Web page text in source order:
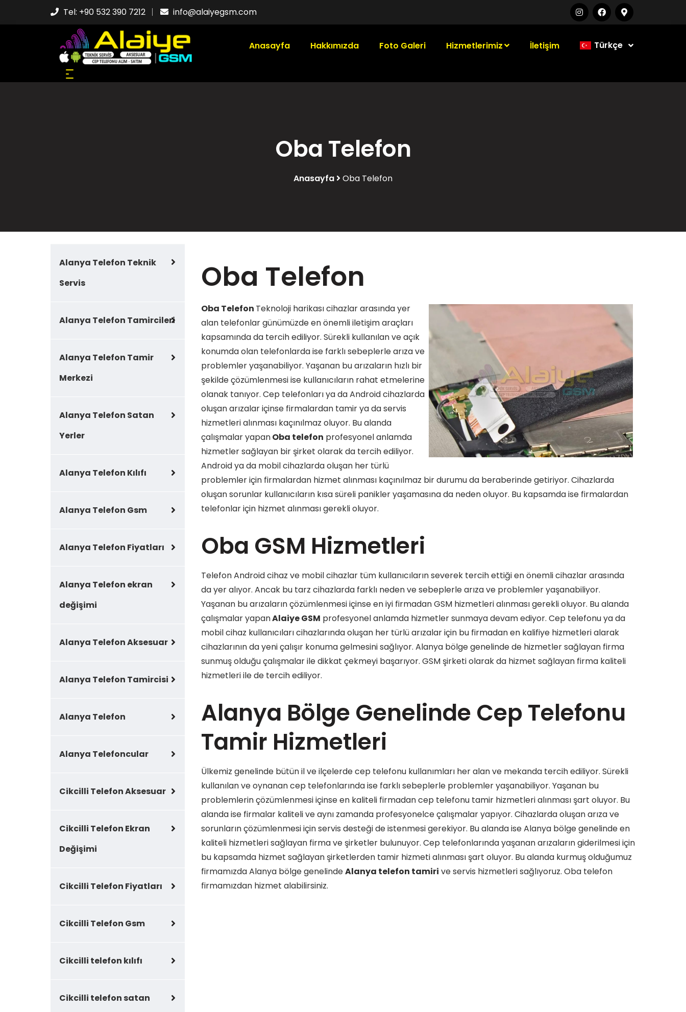
Tel: +90 532 390 7212 info@alaiyegsm.com
Anasayfa Hakkımızda Foto Galeri Hizmetlerimiz İletişim
Oba Telefon
Anasayfa Oba Telefon
Alanya Telefon Teknik
Servis
Alanya Telefon Tamircileri
Alanya Telefon Tamir
Merkezi
Alanya Telefon Satan
Yerler
Alanya Telefon Kılıfı
Alanya Telefon Gsm
Alanya Telefon Fiyatları
Alanya Telefon ekran
değişimi
Alanya Telefon Aksesuar
Alanya Telefon Tamircisi
Alanya Telefon
Alanya Telefoncular
Cikcilli Telefon Aksesuar
Cikcilli Telefon Ekran
Değişimi
Cikcilli Telefon Fiyatları
Cikcilli Telefon Gsm
Cikcilli telefon kılıfı
Cikcilli telefon satan
Oba Telefon
Oba Telefon Teknoloji harikası cihazlar arasında yer
alan telefonlar günümüzde en önemli iletişim araçları
kapsamında da tercih ediliyor. Sürekli kullanılan ve açık
konumda olan telefonlarda ise farklı sebeplerle arıza ve
problemler yaşanabiliyor. Yaşanan bu arızaların hızlı bir
şekilde çözümlenmesi ise kullanıcıların rahat etmelerine
olanak tanıyor. Cep telefonları ya da Android cihazlarda
oluşan arızalar içinse firmalardan tamir ya da servis
hizmetleri alınması kaçınılmaz oluyor. Bu alanda
çalışmalar yapanOba telefon profesyonel anlamda
hizmetler sağlayan bir şirket olarak da tercih ediliyor.
Android ya da mobil cihazlarda oluşan her türlü
problemler için firmalardan hizmet alınması kaçınılmaz bir durumu da beraberinde getiriyor. Cihazlarda
oluşan sorunlar kullanıcıların kısa süreli panikler yaşamasına da neden oluyor. Bu kapsamda ise firmalardan
telefonlar için hizmet alınması gerekli oluyor.
Oba GSM Hizmetleri
Telefon Android cihaz ve mobil cihazlar tüm kullanıcıların severek tercih ettiği en önemli cihazlar arasında
da yer alıyor. Ancak bu tarz cihazlarda farklı neden ve sebeplerle arıza ve problemler yaşanabiliyor.
Yaşanan bu arızaların çözümlenmesi içinse en iyi firmadan GSM hizmetleri alınması gerekli oluyor. Bu alanda
çalışmalar yapanAlaiye GSM profesyonel anlamda hizmetler sunmaya devam ediyor. Cep telefonu ya da
mobil cihaz kullanıcıları cihazlarında oluşan her türlü arızalar için bu firmadan en kalifiye hizmetleri alarak
cihazlarının da yeni çalışır konuma gelmesini sağlıyor. Alanya bölge genelinde de hizmetler sağlayan firma
sunmuş olduğu çalışmalar ile dikkat çekmeyi başarıyor. GSM şirketi olarak da hizmet sağlayan firma kaliteli
hizmetleri ile de tercih ediliyor.
Alanya Bölge Genelinde Cep Telefonu
Tamir Hizmetleri
Ülkemiz genelinde bütün il ve ilçelerde cep telefonu kullanımları her alan ve mekanda tercih ediliyor. Sürekli
kullanılan ve oynanan cep telefonlarında ise farklı sebeplerle problemler yaşanabiliyor. Yaşanan bu
problemlerin çözümlenmesi içinse en kaliteli firmadan cep telefonu tamir hizmetleri alınması şart oluyor. Bu
alanda ise firmalar kaliteli ve aynı zamanda profesyonelce çalışmalar yapıyor. Cihazlarda oluşan arıza ve
sorunların çözümlenmesi için servis desteği de istenmesi gerekiyor. Bu alanda ise Alanya bölge genelinde en
kaliteli hizmetleri sağlayan firma ve şirketler bulunuyor. Cep telefonlarında yaşanan arızaların giderilmesi için
bu kapsamda hizmet sağlayan şirketlerden tamir hizmeti alınması şart oluyor. Bu alanda kurmuş olduğumuz
firmamızda Alanya bölge genelindeAlanya telefon tamiri ve servis hizmetleri sağlıyoruz. Oba telefon
firmamızdan hizmet alabilirsiniz.